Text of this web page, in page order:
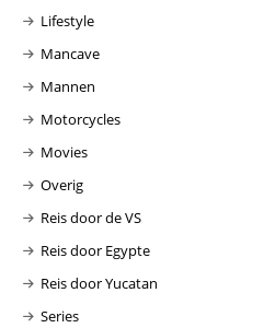
Lifestyle
Mancave
Mannen
Motorcycles
Movies
Overig
Reis door de VS
Reis door Egypte
Reis door Yucatan
Series